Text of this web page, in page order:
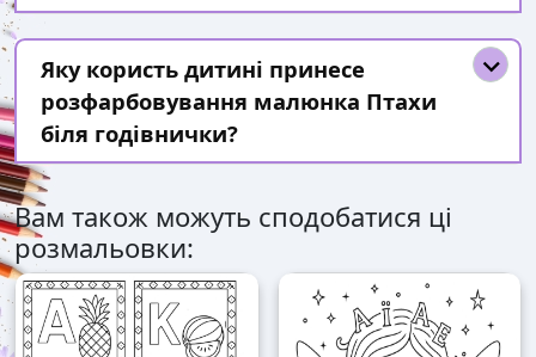
Яку користь дитині принесе
розфарбовування малюнка Птахи
біля годівнички?
Вам також можуть сподобатися ці
розмальовки: